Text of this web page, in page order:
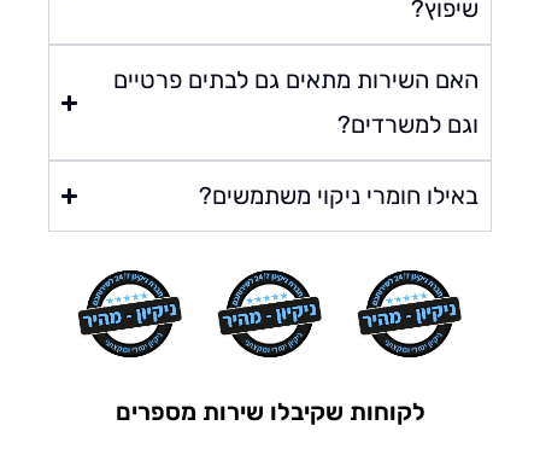
השירות מתאים גם לבתים פרטיים
למשרדים?
חומרי ניקוי משתמשים?
לקוחות שקיבלו שירות מספרים